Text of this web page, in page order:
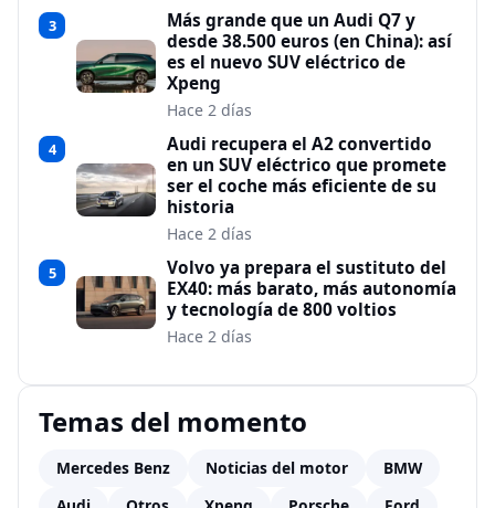
3
Más grande que un Audi Q7 y
desde 38.500 euros (en China): así
es el nuevo SUV eléctrico de
Xpeng
Hace 2 días
4
Audi recupera el A2 convertido
en un SUV eléctrico que promete
ser el coche más eficiente de su
historia
Hace 2 días
5
Volvo ya prepara el sustituto del
EX40: más barato, más autonomía
y tecnología de 800 voltios
Hace 2 días
Temas del momento
Mercedes Benz Noticias del motor
BMW